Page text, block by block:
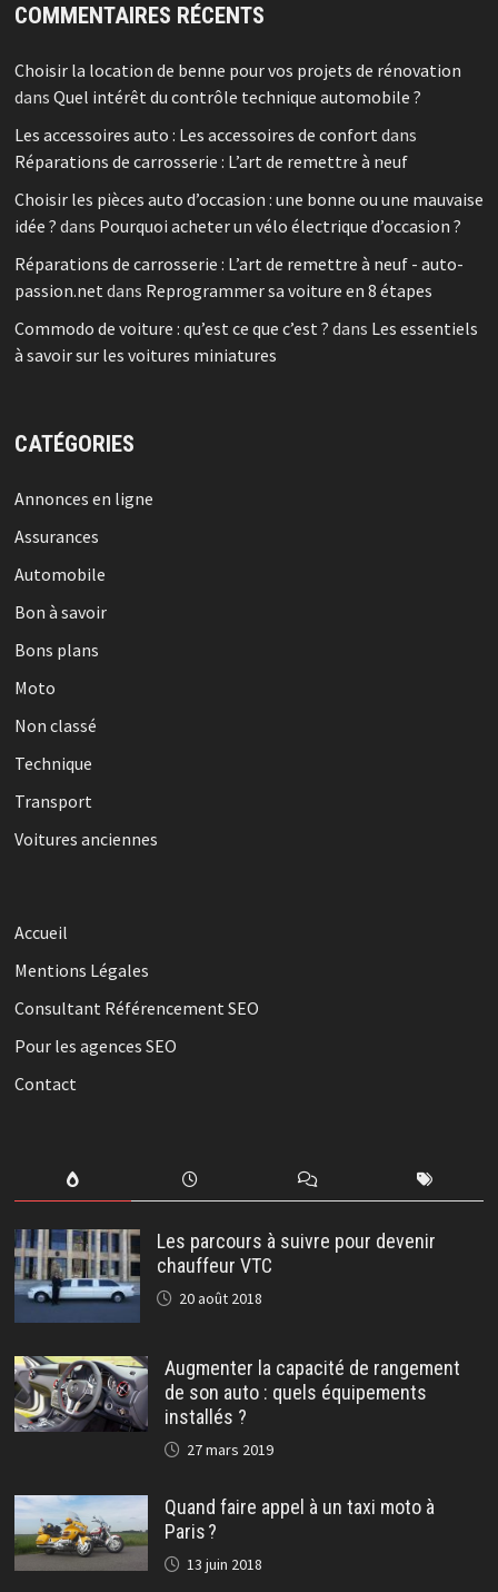
COMMENTAIRES RÉCENTS
Choisir la location de benne pour vos projets de rénovation
dans Quel intérêt du contrôle technique automobile ?
Les accessoires auto : Les accessoires de confort dans
Réparations de carrosserie : L’art de remettre à neuf
Choisir les pièces auto d’occasion : une bonne ou une mauvaise
idée ? dans Pourquoi acheter un vélo électrique d’occasion ?
Réparations de carrosserie : L’art de remettre à neuf - auto-
passion.net dans Reprogrammer sa voiture en 8 étapes
Commodo de voiture : qu’est ce que c’est ? dans Les essentiels
à savoir sur les voitures miniatures
CATÉGORIES
Annonces en ligne
Assurances
Automobile
Bon à savoir
Bons plans
Moto
Non classé
Technique
Transport
Voitures anciennes
Accueil
Mentions Légales
Consultant Référencement SEO
Pour les agences SEO
Contact
Les parcours à suivre pour devenir
chauffeur VTC
20 août 2018
Augmenter la capacité de rangement
de son auto : quels équipements
installés ?
27 mars 2019
Quand faire appel à un taxi moto à
Paris ?
13 juin 2018